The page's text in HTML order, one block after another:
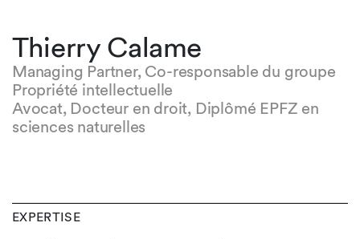
Thierry Calame
Managing Partner, Co-responsable du groupe
Propriété intellectuelle
Avocat, Docteur en droit, Diplômé EPFZ en
sciences naturelles
EXPERTISE